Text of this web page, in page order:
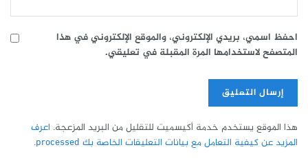
احفظ اسمي، بريدي الإلكتروني، والموقع الإلكتروني في هذا
المتصفح لاستخدامها المرة المقبلة في تعليقي.
هذا الموقع يستخدم خدمة أكيسميت للتقليل من البريد المزعجة. اعرف
المزيد عن كيفية التعامل مع بيانات التعليقات الخاصة بك processed
.